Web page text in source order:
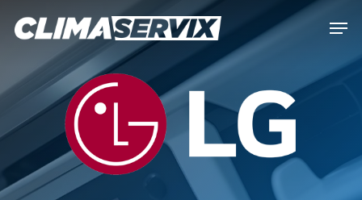
content
Menu